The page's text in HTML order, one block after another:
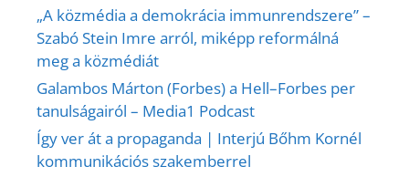
„A közmédia a demokrácia immunrendszere” –
Szabó Stein Imre arról, miképp reformálná
meg a közmédiát
Galambos Márton (Forbes) a Hell–Forbes per
tanulságairól – Media1 Podcast
Így ver át a propaganda | Interjú Bőhm Kornél
kommunikációs szakemberrel